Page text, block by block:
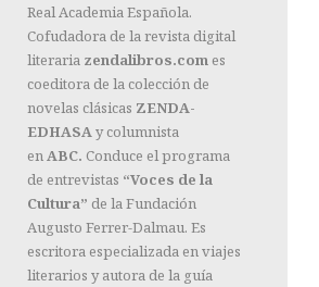
Real Academia Española.
Cofudadora de la revista digital
literaria zendalibros.com es
coeditora de la colección de
novelas clásicas ZENDA-
EDHASAy columnista
enABC. Conduce el programa
de entrevistas “Voces de la
Cultura” de la Fundación
Augusto Ferrer-Dalmau. Es
escritora especializada en viajes
literarios y autora de la guía